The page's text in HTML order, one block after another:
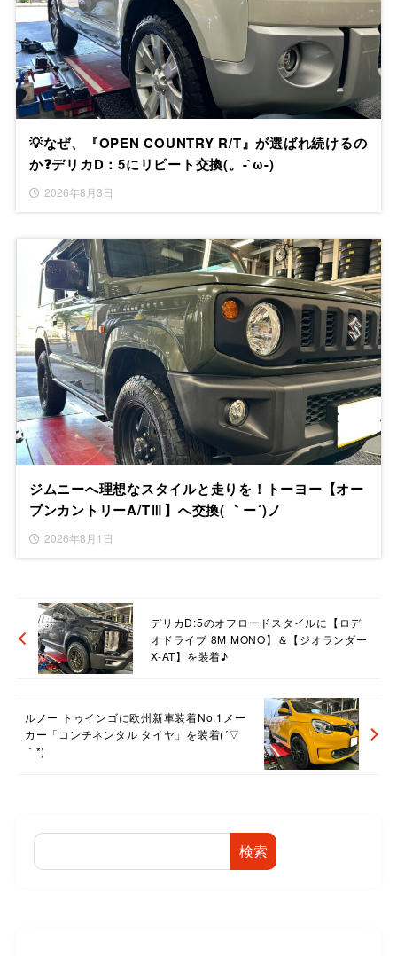
💡なぜ、『OPEN COUNTRY R/T』が選ばれ続けるの
か❓デリカD：5にリピート交換(。-`ω-)
2026年8月3日
ジムニーへ理想なスタイルと走りを！トーヨー【オー
プンカントリーA/TⅢ】へ交換( ｀ー´)ノ
2026年8月1日
デリカD:5のオフロードスタイルに【ロデ
オドライブ 8M MONO】＆【ジオランダー
X-AT】を装着♪
ルノー トゥインゴに欧州新車装着No.1メー
カー「コンチネンタル タイヤ」を装着(´▽
｀*)
検索